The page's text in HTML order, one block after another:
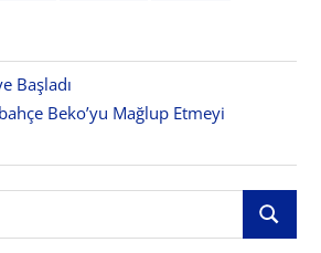
Başladı
Beko’yu Mağlup Etmeyi
ARA